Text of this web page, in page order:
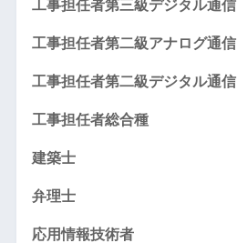
工事担任者第三級デジタル通信
工事担任者第二級アナログ通信
工事担任者第二級デジタル通信
工事担任者総合種
建築士
弁理士
応用情報技術者